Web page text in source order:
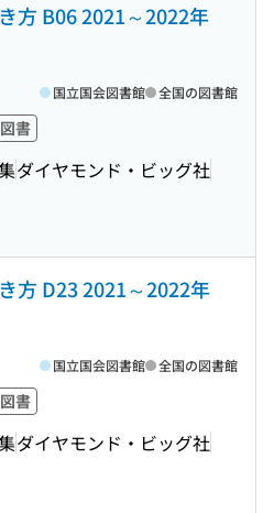
方 B06 2021～2022年
図書
ダイヤモンド・ビッグ社
国立国会図書館 全国の図書館
方 D23 2021～2022年
図書
ダイヤモンド・ビッグ社
国立国会図書館 全国の図書館